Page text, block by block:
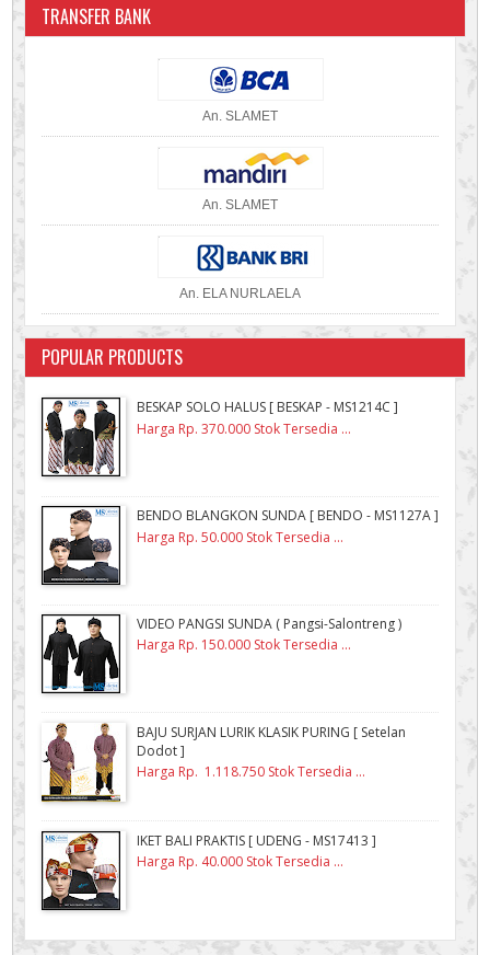
TRANSFER BANK
An. SLAMET
An. SLAMET
An. ELA NURLAELA
POPULAR PRODUCTS
BESKAP SOLO HALUS [ BESKAP - MS1214C ]
Harga Rp. 370.000 Stok Tersedia ...
BENDO BLANGKON SUNDA [ BENDO - MS1127A ]
Harga Rp. 50.000 Stok Tersedia ...
VIDEO PANGSI SUNDA ( Pangsi-Salontreng )
Harga Rp. 150.000 Stok Tersedia ...
BAJU SURJAN LURIK KLASIK PURING [ Setelan
Dodot ]
Harga Rp. 1.118.750 Stok Tersedia ...
IKET BALI PRAKTIS [ UDENG - MS17413 ]
Harga Rp. 40.000 Stok Tersedia ...